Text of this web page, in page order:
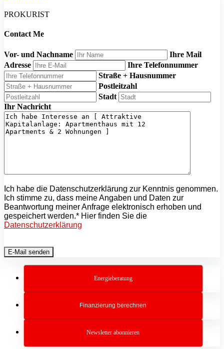
PROKURIST
Contact Me
Vor- und Nachname
Ihre Mail
Adresse
Ihre Telefonnummer
Straße + Hausnummer
Postleitzahl
Stadt
Ihr Nachricht
Ich habe die Datenschutzerklärung zur Kenntnis genommen.
Ich stimme zu, dass meine Angaben und Daten zur
Beantwortung meiner Anfrage elektronisch erhoben und
gespeichert werden.* Hier finden Sie die
Datenschutzerklärung
Energieberatung
Finanzierung berechnen
Newsletter abonnieren